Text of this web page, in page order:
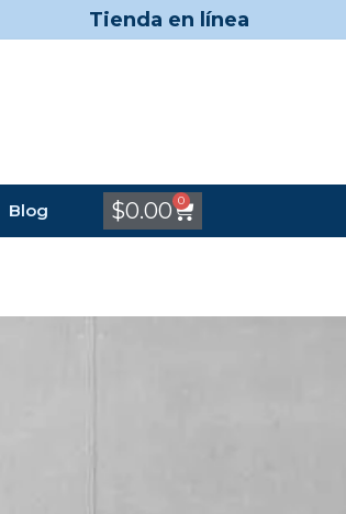
Tienda en línea
Blog $0.00 0